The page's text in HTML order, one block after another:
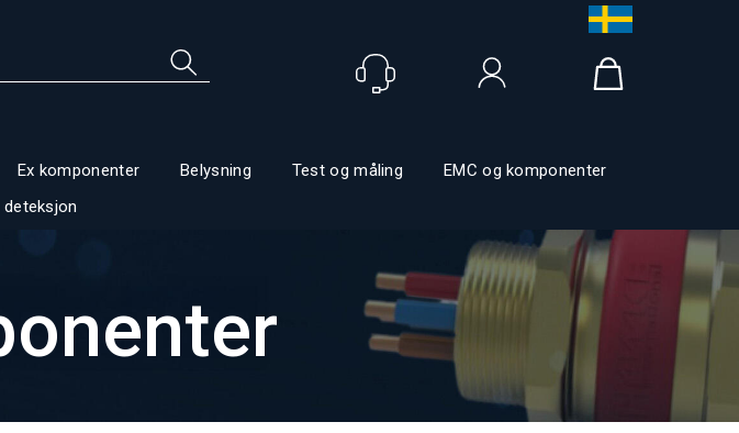
Ex komponenter Belysning Test og måling
EMC og komponenter